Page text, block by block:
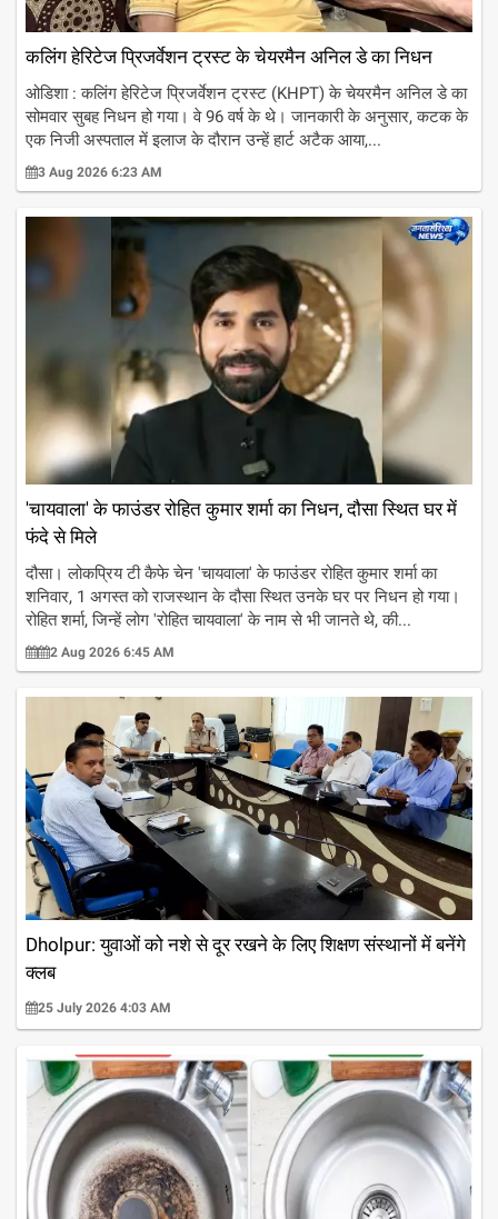
कलिंग हेरिटेज प्रिजर्वेशन ट्रस्ट के चेयरमैन अनिल डे का निधन
ओडिशा : कलिंग हेरिटेज प्रिजर्वेशन ट्रस्ट (KHPT) के चेयरमैन अनिल डे का
सोमवार सुबह निधन हो गया। वे 96 वर्ष के थे। जानकारी के अनुसार, कटक के
एक निजी अस्पताल में इलाज के दौरान उन्हें हार्ट अटैक आया,...
3 Aug 2026 6:23 AM
'चायवाला' के फाउंडर रोहित कुमार शर्मा का निधन, दौसा स्थित घर में
फंदे से मिले
दौसा। लोकप्रिय टी कैफे चेन 'चायवाला' के फाउंडर रोहित कुमार शर्मा का
शनिवार, 1 अगस्त को राजस्थान के दौसा स्थित उनके घर पर निधन हो गया।
रोहित शर्मा, जिन्हें लोग 'रोहित चायवाला' के नाम से भी जानते थे, की...
2 Aug 2026 6:45 AM
Dholpur: युवाओं को नशे से दूर रखने के लिए शिक्षण संस्थानों में बनेंगे
क्लब
25 July 2026 4:03 AM